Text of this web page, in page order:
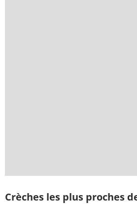
Crèches les plus proches